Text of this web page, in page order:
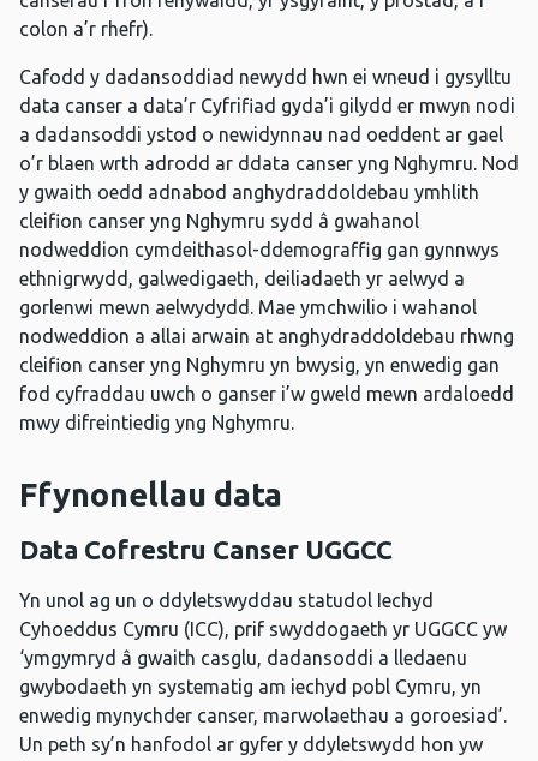
colon a’r rhefr).
Cafodd y dadansoddiad newydd hwn ei wneud i gysylltu
data canser a data’r Cyfrifiad gyda’i gilydd er mwyn nodi
a dadansoddi ystod o newidynnau nad oeddent ar gael
o’r blaen wrth adrodd ar ddata canser yng Nghymru. Nod
y gwaith oedd adnabod anghydraddoldebau ymhlith
cleifion canser yng Nghymru sydd â gwahanol
nodweddion cymdeithasol-ddemograffig gan gynnwys
ethnigrwydd, galwedigaeth, deiliadaeth yr aelwyd a
gorlenwi mewn aelwydydd. Mae ymchwilio i wahanol
nodweddion a allai arwain at anghydraddoldebau rhwng
cleifion canser yng Nghymru yn bwysig, yn enwedig gan
fod cyfraddau uwch o ganser i’w gweld mewn ardaloedd
mwy difreintiedig yng Nghymru.
Ffynonellau data
Data Cofrestru Canser UGGCC
Yn unol ag un o ddyletswyddau statudol Iechyd
Cyhoeddus Cymru (ICC), prif swyddogaeth yr UGGCC yw
‘ymgymryd â gwaith casglu, dadansoddi a lledaenu
gwybodaeth yn systematig am iechyd pobl Cymru, yn
enwedig mynychder canser, marwolaethau a goroesiad’.
Un peth sy’n hanfodol ar gyfer y ddyletswydd hon yw